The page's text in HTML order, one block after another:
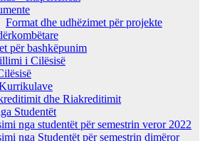
Format dhe udhëzimet për projekte
për bashkëpunim
i Cilësisë
dhe Riakreditimit
Studentët
nga studentët për semestrin veror 2022
nga Studentët për semestrin dimëror